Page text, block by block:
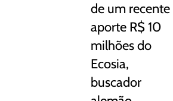
de um recente
aporte R$ 10
milhões do
Ecosia,
buscador